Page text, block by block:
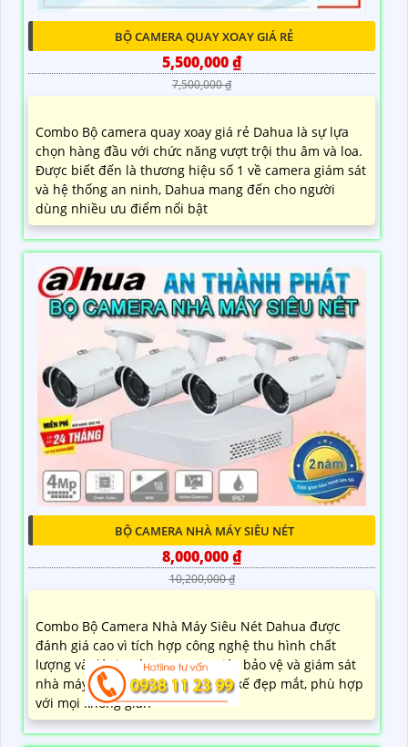
BỘ CAMERA QUAY XOAY GIÁ RẺ
5,500,000 ₫
7,500,000 ₫
Combo Bộ camera quay xoay giá rẻ Dahua là sự lựa
chọn hàng đầu với chức năng vượt trội thu âm và loa.
Được biết đến là thương hiệu số 1 về camera giám sát
và hệ thống an ninh, Dahua mang đến cho người
dùng nhiều ưu điểm nổi bật
BỘ CAMERA NHÀ MÁY SIÊU NÉT
8,000,000 ₫
10,200,000 ₫
Combo Bộ Camera Nhà Máy Siêu Nét Dahua được
đánh giá cao vì tích hợp công nghệ thu hình chất
lượng và độ tin cậy cao trong việc bảo vệ và giám sát
nhà máy. Sản phẩm này có thiết kế đẹp mắt, phù hợp
với mọi không gian